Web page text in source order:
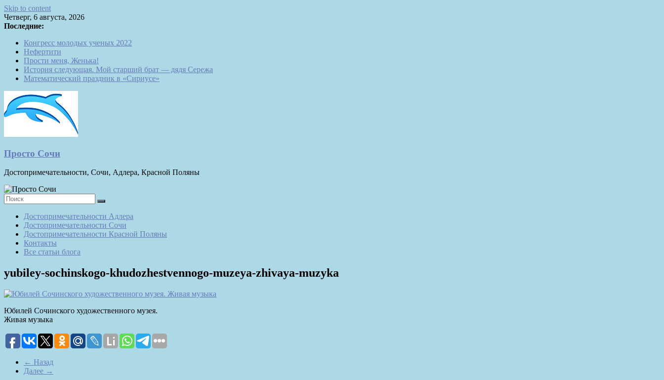
Skip to content
Четверг, 6 августа, 2026
Последние:
Конгресс молодых ученых 2022
Нефертити
Прости меня, Женька!
История следующая. Мой старший брат — дядя Сережа
Математический праздник в «Сириусе»
Просто Сочи
Достопримечательности, Сочи, Адлера, Красной Поляны
Достопримечательности Адлера
Достопримечательности Сочи
Достопримечательности Красной Поляны
Контакты
Все статьи блога
yubiley-sochinskogo-khudozhestvennogo-muzeya-zhivaya-muzyka
Юбилей Сочинского художественного музея.
Живая музыка
← Назад
Далее →